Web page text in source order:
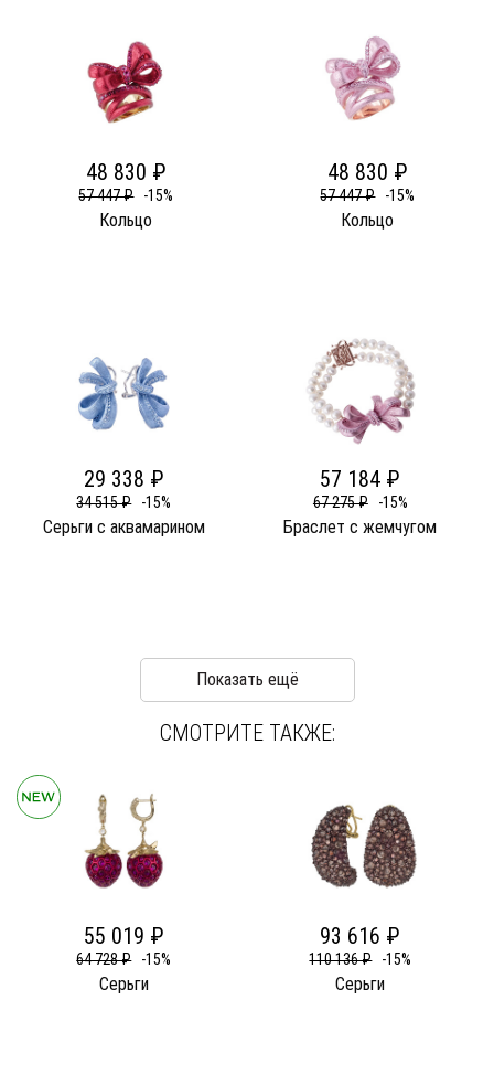
48 830 ₽
57 447 ₽ -15%
Кольцо
48 830 ₽
57 447 ₽ -15%
Кольцо
29 338 ₽
34 515 ₽ -15%
Серьги c аквамарином
57 184 ₽
67 275 ₽ -15%
Браслет c жемчугом
Показать ещё
СМОТРИТЕ ТАКЖЕ:
55 019 ₽
64 728 ₽ -15%
Серьги
93 616 ₽
110 136 ₽ -15%
Серьги